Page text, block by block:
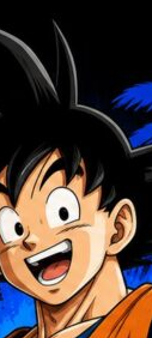
PERSONALIZADAS
0,9 kg